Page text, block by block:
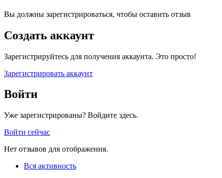
Вы должны зарегистрироваться, чтобы оставить отзыв
Создать аккаунт
Зарегистрируйтесь для получения аккаунта. Это просто!
Зарегистрировать аккаунт
Войти
Уже зарегистрированы? Войдите здесь.
Войти сейчас
Нет отзывов для отображения.
Вся активность